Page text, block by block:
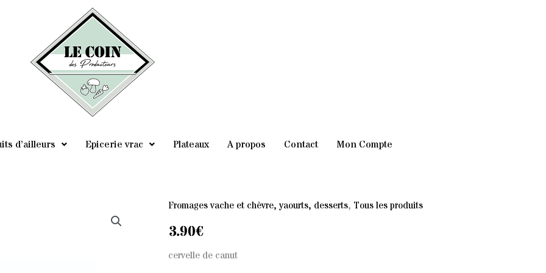
d’ailleurs Epicerie vrac Plateaux A propos Contact Mon Compte
Fromages vache et chèvre, yaourts, desserts, Tous les produits
3.90€
cervelle de canut